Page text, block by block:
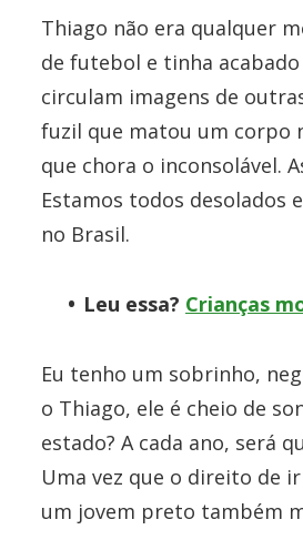
Thiago não era qualquer
de futebol e tinha
circulam imagens de
fuzil que matou um corpo
que chora o inconsolável.
Estamos todos desolados
no Brasil.
Leu essa? Crianças
Eu tenho um sobrinho,
o Thiago, ele é cheio de
estado? A cada ano, será
Uma vez que o direito de
um jovem preto também